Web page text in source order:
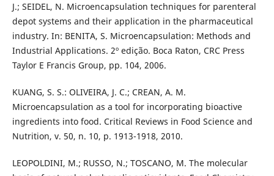
J.; SEIDEL, N. Microencapsulation techniques for parenteral
depot systems and their application in the pharmaceutical
industry. In: BENITA, S. Microencapsulation: Methods and
Industrial Applications. 2º edição. Boca Raton, CRC Press
Taylor E Francis Group, pp. 104, 2006.
KUANG, S. S.: OLIVEIRA, J. C.; CREAN, A. M.
Microencapsulation as a tool for incorporating bioactive
ingredients into food. Critical Reviews in Food Science and
Nutrition, v. 50, n. 10, p. 1913-1918, 2010.
LEOPOLDINI, M.; RUSSO, N.; TOSCANO, M. The molecular